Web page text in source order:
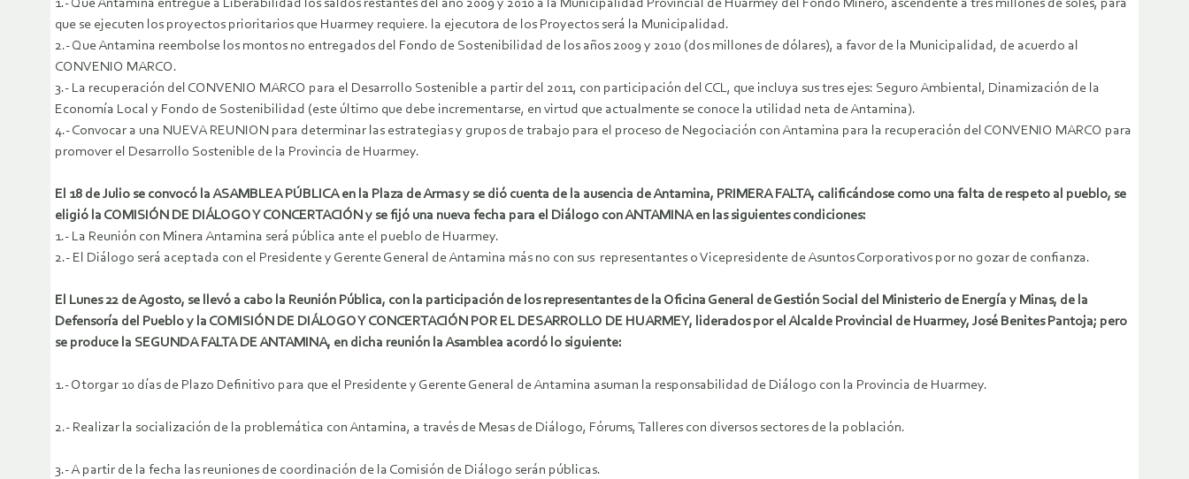
1.- Que Antamina entregue a Liberabilidad los saldos restantes del año 2009 y 2010 a la Municipalidad Provincial de Huarmey del Fondo Minero, ascendente a tres millones de soles, para
que se ejecuten los proyectos prioritarios que Huarmey requiere. la ejecutora de los Proyectos será la Municipalidad.
2.- Que Antamina reembolse los montos no entregados del Fondo de Sostenibilidad de los años 2009 y 2010 (dos millones de dólares), a favor de la Municipalidad, de acuerdo al
CONVENIO MARCO.
3.- La recuperación del CONVENIO MARCO para el Desarrollo Sostenible a partir del 2011, con participación del CCL, que incluya sus tres ejes: Seguro Ambiental, Dinamización de la
Economía Local y Fondo de Sostenibilidad (este último que debe incrementarse, en virtud que actualmente se conoce la utilidad neta de Antamina).
4.- Convocar a una NUEVA REUNION para determinar las estrategias y grupos de trabajo para el proceso de Negociación con Antamina para la recuperación del CONVENIO MARCO para
promover el Desarrollo Sostenible de la Provincia de Huarmey.
El 18 de Julio se convocó la ASAMBLEA PÚBLICA en la Plaza de Armas y se dió cuenta de la ausencia de Antamina, PRIMERA FALTA, calificándose como una falta de respeto al pueblo, se
eligió la COMISIÓN DE DIÁLOGO Y CONCERTACIÓN y se fijó una nueva fecha para el Diálogo con ANTAMINA en las siguientes condiciones:
1.- La Reunión con Minera Antamina será pública ante el pueblo de Huarmey.
2.- El Diálogo será aceptada con el Presidente y Gerente General de Antamina más no con sus representantes o Vicepresidente de Asuntos Corporativos por no gozar de confianza.
El Lunes 22 de Agosto, se llevó a cabo la Reunión Pública, con la participación de los representantes de la Oficina General de Gestión Social del Ministerio de Energía y Minas, de la
Defensoría del Pueblo y la COMISIÓN DE DIÁLOGO Y CONCERTACIÓN POR EL DESARROLLO DE HUARMEY, liderados por el Alcalde Provincial de Huarmey, José Benites Pantoja; pero
se produce la SEGUNDA FALTA DE ANTAMINA, en dicha reunión la Asamblea acordó lo siguiente:
1.- Otorgar 10 días de Plazo Definitivo para que el Presidente y Gerente General de Antamina asuman la responsabilidad de Diálogo con la Provincia de Huarmey.
2.- Realizar la socialización de la problemática con Antamina, a través de Mesas de Diálogo, Fórums, Talleres con diversos sectores de la población.
3.- A partir de la fecha las reuniones de coordinación de la Comisión de Diálogo serán públicas.